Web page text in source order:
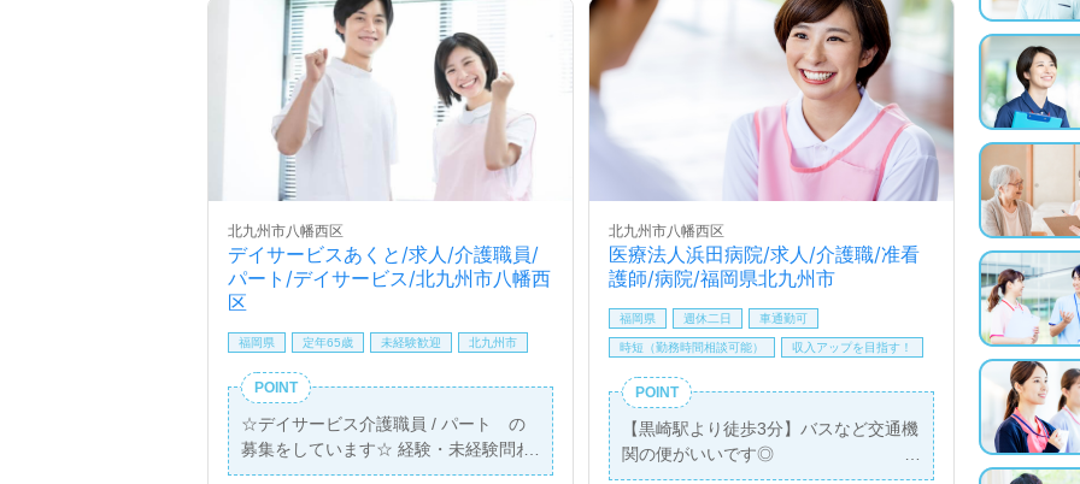
デイサービスあくと/求人/介護職員/
パート/デイサービス/北九州市八幡西
区
北九州市八幡西区
福岡県 定年65歳 未経験歓迎 北九州市
POINT
☆デイサービス介護職員 / パート の
募集をしています☆ 経験・未経験問わ
ず募集しております！
医療法人浜田病院/求人/介護職/准看
護師/病院/福岡県北九州市
北九州市八幡西区
福岡県 週休二日 車通勤可
時短（勤務時間相談可能） 収入アップを目指す！
POINT
【黒崎駅より徒歩3分】バスなど交通機
関の便がいいです◎
日祝休み◎日勤のみ◎看護師資格を生